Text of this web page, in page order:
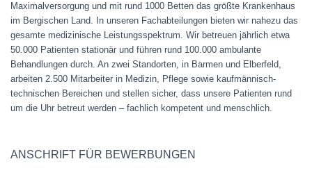
Maximalversorgung und mit rund 1000 Betten das größte Krankenhaus
im Bergischen Land. In unseren Fachabteilungen bieten wir nahezu das
gesamte medizinische Leistungsspektrum. Wir betreuen jährlich etwa
50.000 Patienten stationär und führen rund 100.000 ambulante
Behandlungen durch. An zwei Standorten, in Barmen und Elberfeld,
arbeiten 2.500 Mitarbeiter in Medizin, Pflege sowie kaufmännisch-
technischen Bereichen und stellen sicher, dass unsere Patienten rund
um die Uhr betreut werden – fachlich kompetent und menschlich.
ANSCHRIFT FÜR BEWERBUNGEN